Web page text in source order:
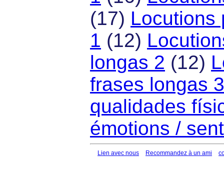
(17) Locutions
1 (12)
longas 2 (12)
frases longas 3
qualidades
émotions /
Lien avec nous Recommandez à un ami